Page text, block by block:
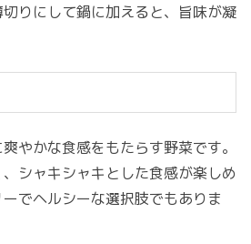
りにして鍋に加えると、旨味が凝
やかな食感をもたらす野菜です。
シャキシャキとした食感が楽しめ
でヘルシーな選択肢でもありま